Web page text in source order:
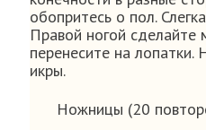
обопритесь о пол.
Правой ногой сделайте
перенесите на лопатки.
икры.
Ножницы (20